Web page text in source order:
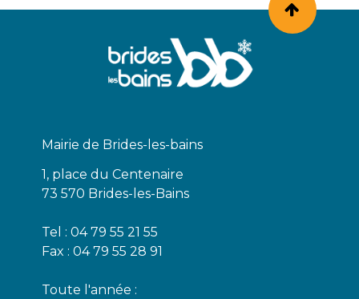
Mairie de Brides-les-bains
1, place du Centenaire
73 570 Brides-les-Bains
Tel : 04 79 55 21 55
Fax : 04 79 55 28 91
Toute l'année :